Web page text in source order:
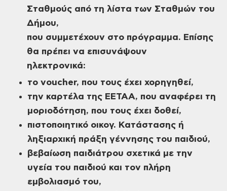
Σταθμούς από τη λίστα των Σταθμών του
Δήμου,
που συμμετέχουν στο πρόγραμμα. Επίσης
θα πρέπει να επισυνάψουν
ηλεκτρονικά:
το voucher, που τους έχει χορηγηθεί,
την καρτέλα της ΕΕΤΑΑ, που αναφέρει τη
μοριοδότηση, που τους έχει δοθεί,
πιστοποιητικό οικογ. Κατάστασης ή
ληξιαρχική πράξη γέννησης του παιδιού,
βεβαίωση παιδιάτρου σχετικά με την
υγεία του παιδιού και τον πλήρη
εμβολιασμό του,